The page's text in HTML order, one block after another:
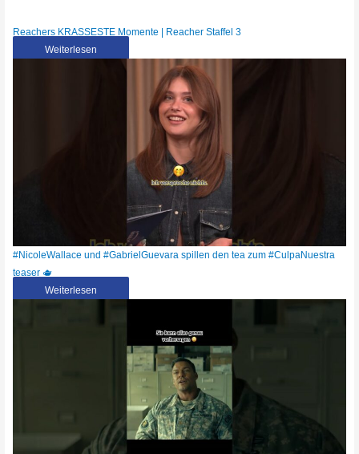
Reachers KRASSESTE Momente | Reacher Staffel 3
Weiterlesen
#NicoleWallace und #GabrielGuevara spillen den tea zum #CulpaNuestra
teaser 🫖
Weiterlesen